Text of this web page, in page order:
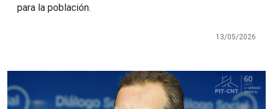
para la población.
13/05/2026